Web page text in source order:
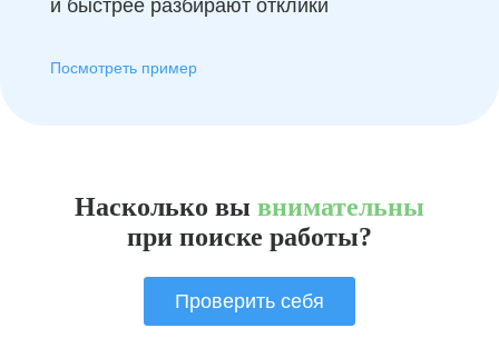
и быстрее разбирают отклики
Посмотреть пример
Насколько вы внимательны
при поиске работы?
Проверить себя